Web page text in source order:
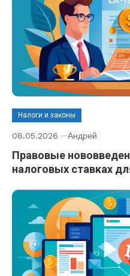
Налоги и законы
08.05.2026 Андрей
Правовые
налоговых ставках